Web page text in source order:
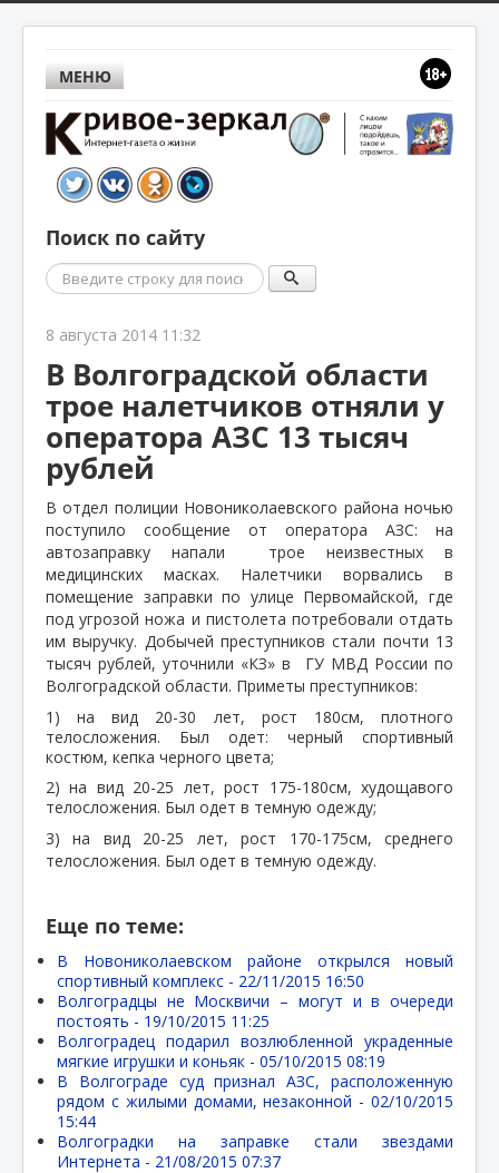
МЕНЮ
Поиск по сайту
Поиск
8 августа 2014 11:32
В Волгоградской области
трое налетчиков отняли у
оператора АЗС 13 тысяч
рублей
В отдел полиции Новониколаевского района ночью
поступило сообщение от оператора АЗС: на
автозаправку напали
трое неизвестных в
медицинских масках. Налетчики ворвались в
помещение заправки по улице Первомайской, где
под угрозой ножа и пистолета потребовали отдать
им выручку. Добычей преступников стали почти 13
тысяч рублей, уточнили «КЗ» в
ГУ МВД России по
Волгоградской области. Приметы преступников:
1) на вид 20-30 лет, рост 180см, плотного
телосложения. Был одет: черный спортивный
костюм, кепка черного цвета;
2) на вид 20-25 лет, рост 175-180см, худощавого
телосложения. Был одет в темную одежду;
3) на вид 20-25 лет, рост 170-175см, среднего
телосложения. Был одет в темную одежду.
Еще по теме:
В Новониколаевском районе открылся новый
спортивный комплекс - 22/11/2015 16:50
Волгоградцы не Москвичи – могут и в очереди
постоять - 19/10/2015 11:25
Волгоградец подарил возлюбленной украденные
мягкие игрушки и коньяк - 05/10/2015 08:19
В Волгограде суд признал АЗС, расположенную
рядом с жилыми домами, незаконной - 02/10/2015
15:44
Волгоградки на заправке стали звездами
Интернета - 21/08/2015 07:37